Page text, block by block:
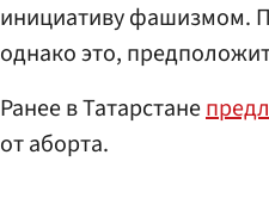
инициативу фашизмом.
однако это,
Ранее в Татарстане
от аборта.